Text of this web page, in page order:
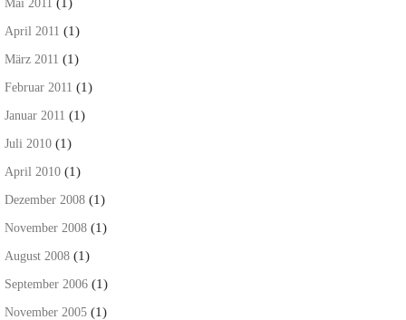
Mai 2011
April 2011 (1)
März 2011 (1)
Februar 2011 (1)
Januar 2011 (1)
Juli 2010 (1)
April 2010 (1)
Dezember 2008 (1)
November 2008 (1)
August 2008 (1)
September 2006 (1)
November 2005 (1)